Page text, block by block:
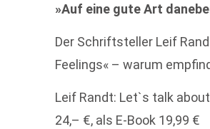
»Auf eine gute Art
Der Schriftsteller Leif
Feelings« – warum
Leif Randt: Let`s talk
24,– €, als E-Book 19,99 €